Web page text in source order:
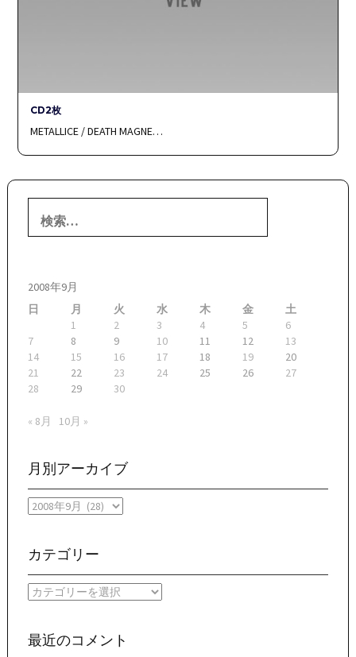
CD2枚
METALLICE / DEATH MAGNE…
索:
2008年9月
日
月 火 水 木 金
土
1
2 3 4 5
6
7
8 9 10 11 12
13
14
15 16 17 18 19
20
21
22 23 24 25 26
27
28
29 30
« 8月 10月 »
月別アーカイブ
月
ー
イ
ブ
カテゴリー
カ
リ
最近のコメント